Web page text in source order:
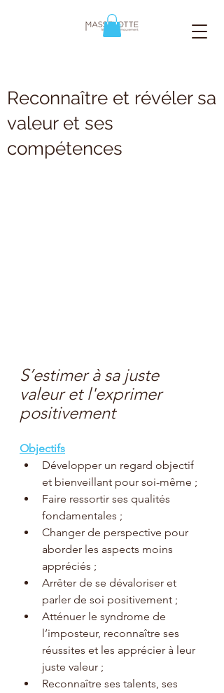
Reconnaître et révéler sa
valeur et ses
compétences
S’estimer à sa juste
valeur et l'exprimer
positivement
Objectifs
Développer un regard objectif
et bienveillant pour soi-même ;
Faire ressortir ses qualités
fondamentales ;
Changer de perspective pour
aborder les aspects moins
appréciés ;
Arrêter de se dévaloriser et
parler de soi positivement ;
Atténuer le syndrome de
l’imposteur, reconnaître ses
réussites et les apprécier à leur
juste valeur ;
Reconnaître ses talents, ses